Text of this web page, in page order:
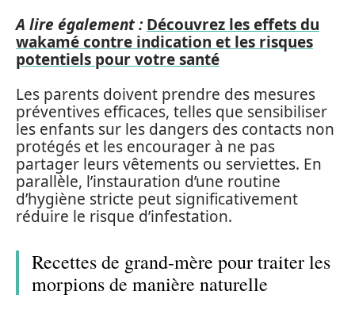
A lire également : Découvrez les effets du
wakamé contre indication et les risques
potentiels pour votre santé
Les parents doivent prendre des mesures
préventives efficaces, telles que sensibiliser
les enfants sur les dangers des contacts non
protégés et les encourager à ne pas
partager leurs vêtements ou serviettes. En
parallèle, l’instauration d’une routine
d’hygiène stricte peut significativement
réduire le risque d’infestation.
Recettes de grand-mère pour traiter les
morpions de manière naturelle